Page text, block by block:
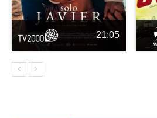
21:05